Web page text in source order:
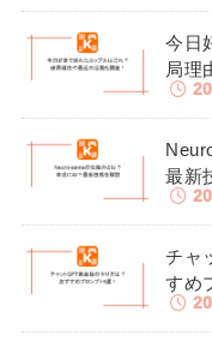
今日
局理
最新
チャ
すめ